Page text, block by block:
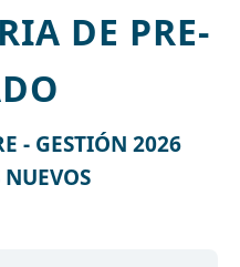
DE PRE-
- GESTIÓN 2026